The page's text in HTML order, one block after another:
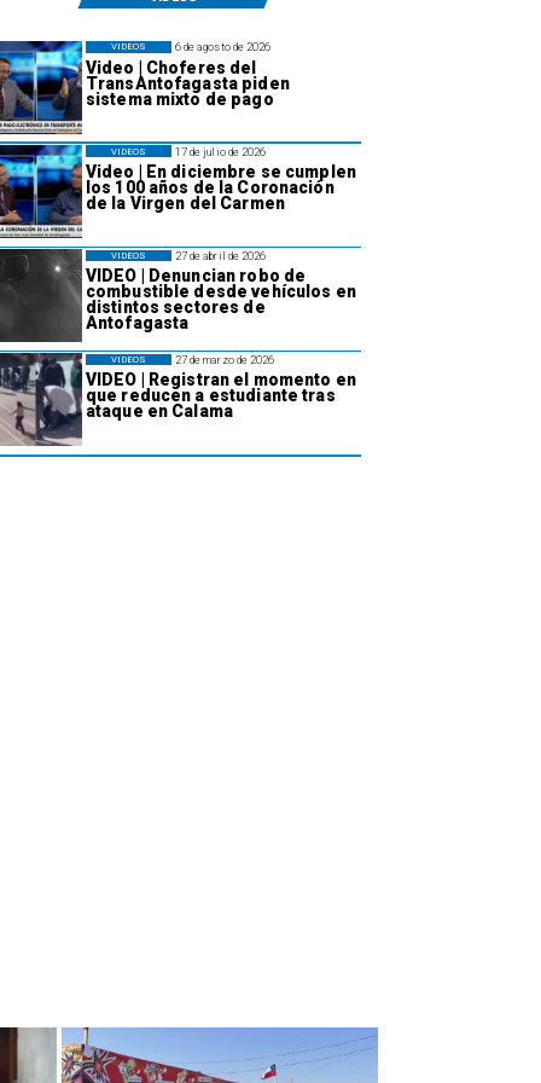
6 de agosto de 2026
Video | Choferes del
TransAntofagasta piden
sistema mixto de pago
VIDEOS
17 de julio de 2026
Video | En diciembre se cumplen
los 100 años de la Coronación
de la Virgen del Carmen
VIDEOS
27 de abril de 2026
VIDEO | Denuncian robo de
combustible desde vehículos en
distintos sectores de
Antofagasta
VIDEOS
27 de marzo de 2026
VIDEO | Registran el momento en
que reducen a estudiante tras
ataque en Calama
VIDEOS